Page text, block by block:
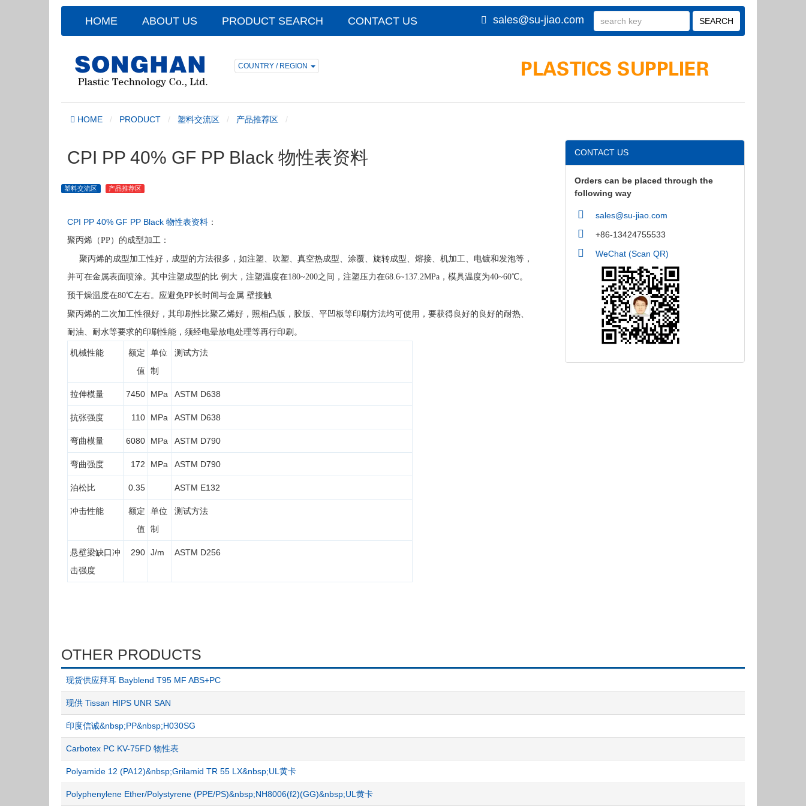
HOME ABOUT US PRODUCT SEARCH CONTACT US sales@su-jiao.com
COUNTRY / REGION
HOME PRODUCT 塑料交流区 产品推荐区
CONTACT US
Orders can be placed through the
following way
sales@su-jiao.com
+86-13424755533
WeChat (Scan QR)
CPI PP 40% GF PP Black 物性表资料
塑料交流区 产品推荐区
CPI PP 40% GF PP Black 物性表资料 ：
聚丙烯（PP）的成型加工：
聚丙烯的成型加工性好，成型的方法很多，如注塑、吹塑、真空热成型、涂覆、旋转成型、熔接、机加工、电镀和发泡等，
并可在金属表面喷涂。其中注塑成型的比 例大，注塑温度在180~200之间，注塑压力在68.6~137.2MPa ，模具温度为40~60℃。
预干燥温度在80℃左右。应避免PP长时间与金属 壁接触
聚丙烯的二次加工性很好，其印刷性比聚乙烯好，照相凸版，胶版、平凹板等印刷方法均可使用，要获得良好的良好的耐热、
耐油、耐水等要求的印刷性能，须经电晕放电处理等再行印刷。
机械性能
额定
值
单位
制
测试方法
拉伸模量 7450 MPa ASTM D638
抗张强度 110 MPa ASTM D638
弯曲模量 6080 MPa ASTM D790
弯曲强度 172 MPa ASTM D790
泊松比 0.35 ASTM E132
冲击性能
额定
值
单位
制
测试方法
悬壁梁缺口冲
击强度
290 J/m ASTM D256
OTHER PRODUCTS
现货供应拜耳 Bayblend T95 MF ABS+PC
现供 Tissan HIPS UNR SAN
印度信诚&nbsp;PP&nbsp;H030SG
Carbotex PC KV-75FD 物性表
Polyamide 12 (PA12)&nbsp;Grilamid TR 55 LX&nbsp;UL黄卡
Polyphenylene Ether/Polystyrene (PPE/PS)&nbsp;NH8006(f2)(GG)&nbsp;UL黄卡